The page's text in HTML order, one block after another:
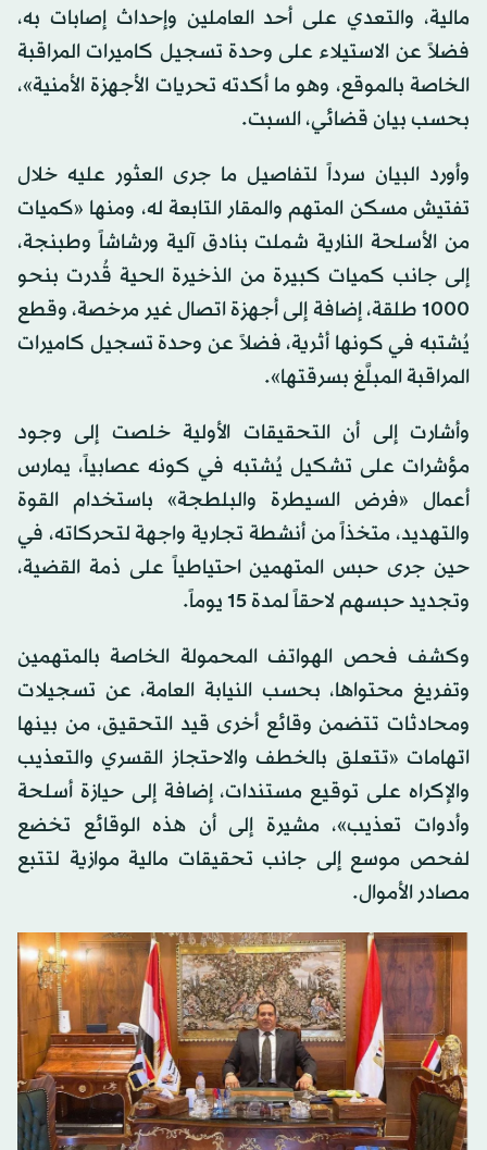
مالية، والتعدي على أحد العاملين وإحداث إصابات به،
فضلاً عن الاستيلاء على وحدة تسجيل كاميرات المراقبة
الخاصة بالموقع، وهو ما أكدته تحريات الأجهزة الأمنية»،
بحسب بيان قضائي، السبت.
وأورد البيان سرداً لتفاصيل ما جرى العثور عليه خلال
تفتيش مسكن المتهم والمقار التابعة له، ومنها «كميات
من الأسلحة النارية شملت بنادق آلية ورشاشاً وطبنجة،
إلى جانب كميات كبيرة من الذخيرة الحية قُدرت بنحو
1000 طلقة، إضافة إلى أجهزة اتصال غير مرخصة، وقطع
يُشتبه في كونها أثرية، فضلاً عن وحدة تسجيل كاميرات
المراقبة المبلَّغ بسرقتها».
وأشارت إلى أن التحقيقات الأولية خلصت إلى وجود
مؤشرات على تشكيل يُشتبه في كونه عصابياً، يمارس
أعمال «فرض السيطرة والبلطجة» باستخدام القوة
والتهديد، متخذاً من أنشطة تجارية واجهة لتحركاته، في
حين جرى حبس المتهمين احتياطياً على ذمة القضية،
وتجديد حبسهم لاحقاً لمدة 15 يوماً.
وكشف فحص الهواتف المحمولة الخاصة بالمتهمين
وتفريغ محتواها، بحسب النيابة العامة، عن تسجيلات
ومحادثات تتضمن وقائع أخرى قيد التحقيق، من بينها
اتهامات «تتعلق بالخطف والاحتجاز القسري والتعذيب
والإكراه على توقيع مستندات، إضافة إلى حيازة أسلحة
وأدوات تعذيب»، مشيرة إلى أن هذه الوقائع تخضع
لفحص موسع إلى جانب تحقيقات مالية موازية لتتبع
مصادر الأموال.